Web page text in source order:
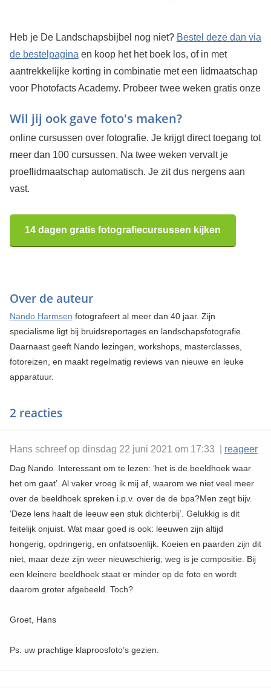
Heb je De Landschapsbijbel nog niet? Bestel deze dan via
de bestelpagina en koop het het boek los, of in met
aantrekkelijke korting in combinatie met een lidmaatschap
voor Photofacts Academy.
Wil jij ook gave foto's maken?
Probeer twee weken gratis onze
online cursussen over fotografie. Je krijgt direct toegang tot
meer dan 100 cursussen. Na twee weken vervalt je
proeflidmaatschap automatisch. Je zit dus nergens aan
vast.
14 dagen gratis fotografiecursussen kijken
Over de auteur
Nando Harmsen fotografeert al meer dan 40 jaar. Zijn
specialisme ligt bij bruidsreportages en landschapsfotografie.
Daarnaast geeft Nando lezingen, workshops, masterclasses,
fotoreizen, en maakt regelmatig reviews van nieuwe en leuke
apparatuur.
2 reacties
Hans schreef op dinsdag 22 juni 2021 om 17:33 | reageer
Dag Nando. Interessant om te lezen: ‘het is de beeldhoek waar
het om gaat’. Al vaker vroeg ik mij af, waarom we niet veel meer
over de beeldhoek spreken i.p.v. over de de bpa?Men zegt bijv.
‘Deze lens haalt de leeuw een stuk dichterbij’. Gelukkig is dit
feitelijk onjuist. Wat maar goed is ook: leeuwen zijn altijd
hongerig, opdringerig, en onfatsoenlijk. Koeien en paarden zijn dit
niet, maar deze zijn weer nieuwschierig; weg is je compositie. Bij
een kleinere beeldhoek staat er minder op de foto en wordt
daarom groter afgebeeld. Toch?
Groet, Hans
Ps: uw prachtige klaproosfoto’s gezien.